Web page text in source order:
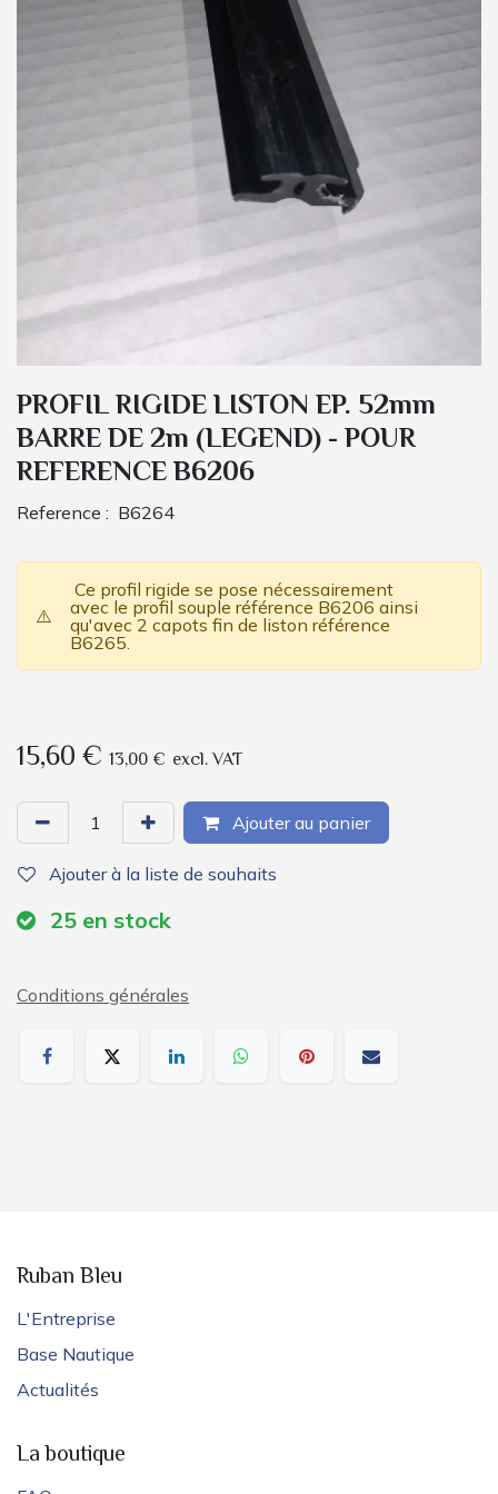
PROFIL RIGIDE LISTON EP. 52mm
BARRE DE 2m (LEGEND) - POUR
REFERENCE B6206
Reference : B6264
⚠️
Ce profil rigide se pose nécessairement
avec le profil souple référence B6206 ainsi
qu'avec 2 capots fin de liston référence
B6265.
15,60€ 13,00 € excl. VAT
Ajouter au panier
Ajouter à la liste de souhaits
25 en stock
Conditions générales
Ruban Bleu
L'Entreprise
Base Nautique
Actualités
La boutique